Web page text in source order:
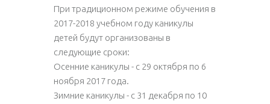
При традиционном режиме обучения в
2017-2018 учебном году каникулы
детей будут организованы в
следующие сроки:
Осенние каникулы - с 29 октября по 6
ноября 2017 года.
Зимние каникулы - с 31 декабря по 10